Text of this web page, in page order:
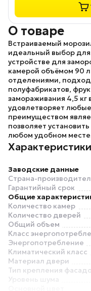
О товаре
Встраиваемый
идеальный выбор для
устройстве для
камерой объёмом 90
отделениями,
полуфабрикатов,
замораживания 4,5 кг
удовлетворяет
преимуществом
позволяет
любом удобном
Характеристики
Заводские данные
Страна-
Гарантийный срок
Общие
Количество камер
Количество дверей
Общий объем
Класс
Энергопотребление
Климатический класс
Материал двери
Тип крепления
Уровень шума